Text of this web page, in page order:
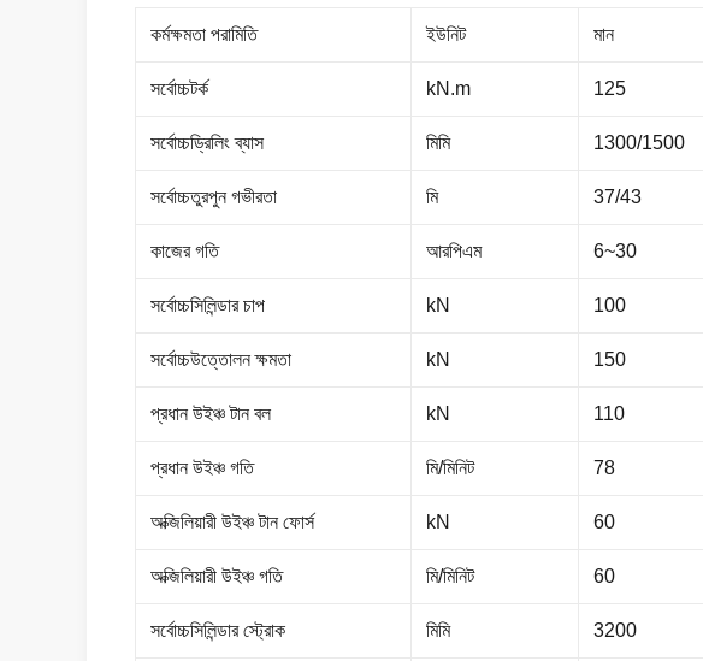
কর্মক্ষমতা পরামিতি ইউনিট মান
সর্বোচ্চটর্ক kN.m 125
সর্বোচ্চড্রিলিং ব্যাস মিমি 1300/1500
সর্বোচ্চতুরপুন গভীরতা মি 37/43
কাজের গতি আরপিএম 6~30
সর্বোচ্চসিলিন্ডার চাপ kN 100
সর্বোচ্চউত্তোলন ক্ষমতা kN 150
প্রধান উইঞ্চ টান বল kN 110
প্রধান উইঞ্চ গতি মি/মিনিট 78
অক্জিলিয়ারী উইঞ্চ টান ফোর্স kN 60
অক্জিলিয়ারী উইঞ্চ গতি মি/মিনিট 60
সর্বোচ্চসিলিন্ডার স্ট্রোক মিমি 3200